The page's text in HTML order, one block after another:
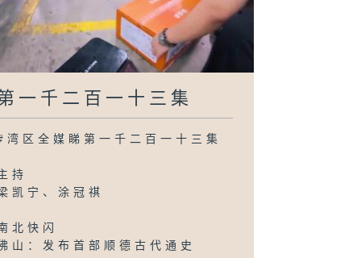
一千二百一十三集
湾区全媒睇第一千二百一十三集
持
凯宁、涂冠祺
北快闪
山：发布首部顺德古代通史